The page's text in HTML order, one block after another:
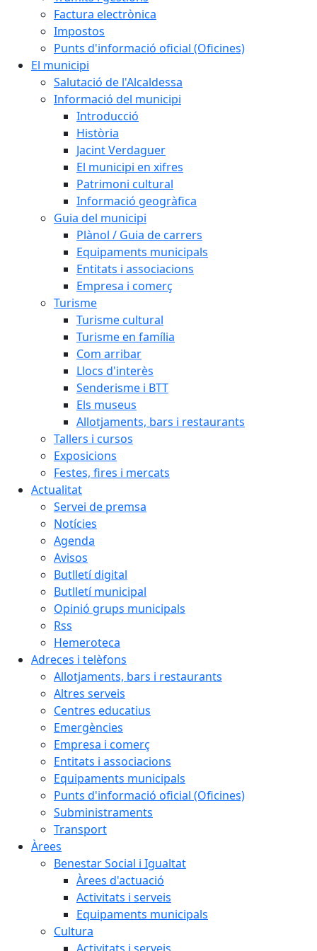
Factura electrònica
Impostos
Punts d'informació oficial (Oficines)
El municipi
Salutació de l'Alcaldessa
Informació del municipi
Introducció
Història
Jacint Verdaguer
El municipi en xifres
Patrimoni cultural
Informació geogràfica
Guia del municipi
Plànol / Guia de carrers
Equipaments municipals
Entitats i associacions
Empresa i comerç
Turisme
Turisme cultural
Turisme en família
Com arribar
Llocs d'interès
Senderisme i BTT
Els museus
Allotjaments, bars i restaurants
Tallers i cursos
Exposicions
Festes, fires i mercats
Actualitat
Servei de premsa
Notícies
Agenda
Avisos
Butlletí digital
Butlletí municipal
Opinió grups municipals
Rss
Hemeroteca
Adreces i telèfons
Allotjaments, bars i restaurants
Altres serveis
Centres educatius
Emergències
Empresa i comerç
Entitats i associacions
Equipaments municipals
Punts d'informació oficial (Oficines)
Subministraments
Transport
Àrees
Benestar Social i Igualtat
Àrees d'actuació
Activitats i serveis
Equipaments municipals
Cultura